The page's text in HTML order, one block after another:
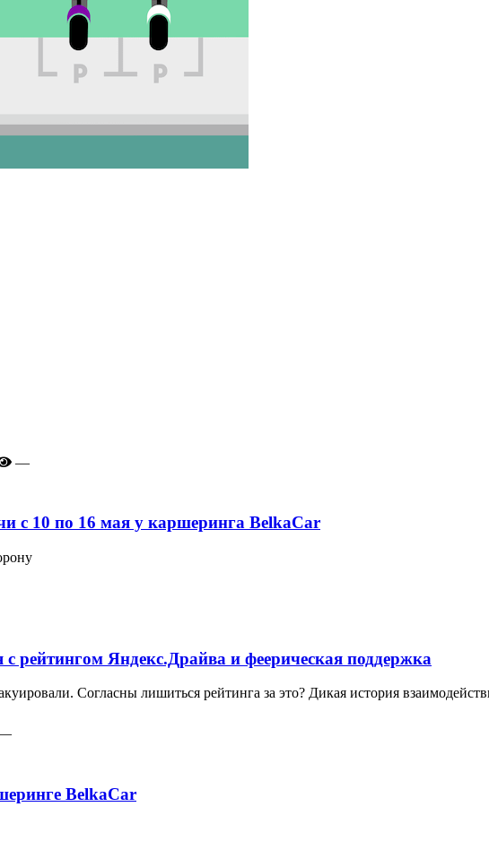
—
с 10 по 16 мая у каршеринга BelkaCar
рейтингом Яндекс.Драйва и феерическая поддержка
Согласны лишиться рейтинга за это? Дикая история
BelkaCar